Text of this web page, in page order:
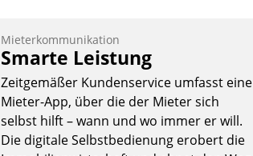
Mieterkommunikation
Smarte Leistung
Zeitgemäßer Kundenservice umfasst eine
Mieter-App, über die der Mieter sich
selbst hilft – wann und wo immer er will.
Die digitale Selbstbedienung erobert die